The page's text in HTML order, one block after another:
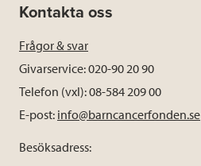
Kontakta oss
Frågor & svar
Givarservice: 020-90 20 90
Telefon (vxl): 08-584 209 00
E-post: info@barncancerfonden.se
Besöksadress: